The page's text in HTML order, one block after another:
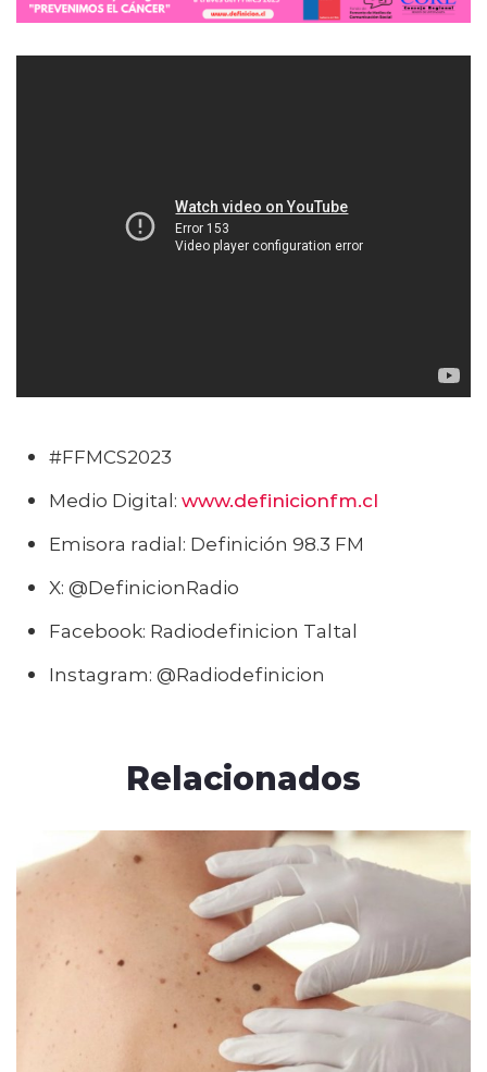
#FFMCS2023
Medio Digital: www.definicionfm.cl
Emisora radial: Definición 98.3 FM
X: @DefinicionRadio
Facebook: Radiodefinicion Taltal
Instagram: @Radiodefinicion
Relacionados